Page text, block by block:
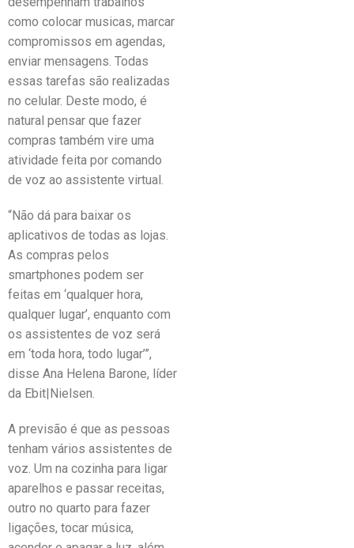
como colocar musicas, marcar
compromissos em agendas,
enviar mensagens. Todas
essas tarefas são realizadas
no celular. Deste modo, é
natural pensar que fazer
compras também vire uma
atividade feita por comando
de voz ao assistente virtual.
“Não dá para baixar os
aplicativos de todas as lojas.
As compras pelos
smartphones podem ser
feitas em ‘qualquer hora,
qualquer lugar’, enquanto com
os assistentes de voz será
em ‘toda hora, todo lugar’”,
disse Ana Helena Barone, líder
da Ebit|Nielsen.
A previsão é que as pessoas
tenham vários assistentes de
voz. Um na cozinha para ligar
aparelhos e passar receitas,
outro no quarto para fazer
ligações, tocar música,